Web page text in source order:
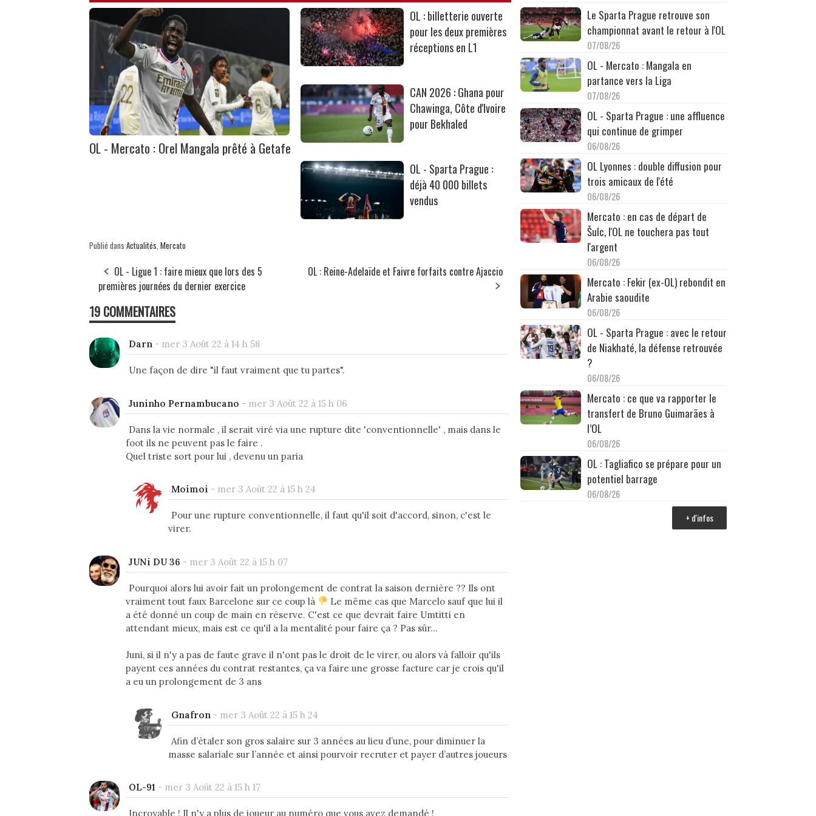
OL - Mercato : Orel Mangala prêté à Getafe
OL : billetterie ouverte
pour les deux premières
réceptions en L1
CAN 2026 : Ghana pour
Chawinga, Côte d'Ivoire
pour Bekhaled
OL - Sparta Prague :
déjà 40 000 billets
vendus
Publié dans Actualités, Mercato
OL - Ligue 1 : faire mieux que lors des 5
premières journées du dernier exercice
OL : Reine-Adelaïde et Faivre forfaits contre Ajaccio
19 COMMENTAIRES
Darn - mer 3 Août 22 à 14 h 58
Une façon de dire "il faut vraiment que tu partes".
Juninho Pernambucano - mer 3 Août 22 à 15 h 06
Dans la vie normale , il serait viré via une rupture dite 'conventionnelle' , mais dans le
foot ils ne peuvent pas le faire .
Quel triste sort pour lui , devenu un paria
Moimoi - mer 3 Août 22 à 15 h 24
Pour une rupture conventionnelle, il faut qu'il soit d'accord, sinon, c'est le
virer.
JUNi DU 36 - mer 3 Août 22 à 15 h 07
Pourquoi alors lui avoir fait un prolongement de contrat la saison dernière ?? Ils ont
vraiment tout faux Barcelone sur ce coup là
Le même cas que Marcelo sauf que lui il
a été donné un coup de main en réserve. C'est ce que devrait faire Umtitti en
attendant mieux, mais est ce qu'il a la mentalité pour faire ça ? Pas sûr...
Juni, si il n'y a pas de faute grave il n'ont pas le droit de le virer, ou alors và falloir qu'ils
payent ces années du contrat restantes, ça va faire une grosse facture car je crois qu'il
a eu un prolongement de 3 ans
Gnafron - mer 3 Août 22 à 15 h 24
Afin d’étaler son gros salaire sur 3 années au lieu d’une, pour diminuer la
masse salariale sur l’année et ainsi pourvoir recruter et payer d’autres joueurs
OL-91 - mer 3 Août 22 à 15 h 17
Incroyable ! Il n'y a plus de joueur au numéro que vous avez demandé !
Le Sparta Prague retrouve son
championnat avant le retour à l'OL
07/08/26
OL - Mercato : Mangala en
partance vers la Liga
07/08/26
OL - Sparta Prague : une affluence
qui continue de grimper
06/08/26
OL Lyonnes : double diffusion pour
trois amicaux de l'été
06/08/26
Mercato : en cas de départ de
Šulc, l'OL ne touchera pas tout
l'argent
06/08/26
Mercato : Fekir (ex-OL) rebondit en
Arabie saoudite
06/08/26
OL - Sparta Prague : avec le retour
de Niakhaté, la défense retrouvée
?
06/08/26
Mercato : ce que va rapporter le
transfert de Bruno Guimarães à
l’OL
06/08/26
OL : Tagliafico se prépare pour un
potentiel barrage
06/08/26
+ d'infos